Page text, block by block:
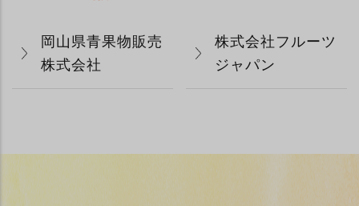
岡山県青果物販売
株式会社
株式会社フルーツ
ジャパン